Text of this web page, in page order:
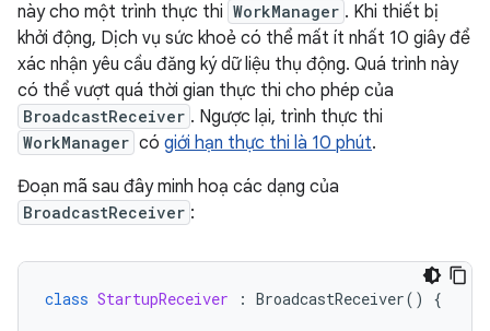
này cho một trình thực thi WorkManager . Khi thiết bị
khởi động, Dịch vụ sức khoẻ có thể mất ít nhất 10 giây để
xác nhận yêu cầu đăng ký dữ liệu thụ động. Quá trình này
có thể vượt quá thời gian thực thi cho phép của
BroadcastReceiver . Ngược lại, trình thực thi
WorkManager có giới hạn thực thi là 10 phút.
Đoạn mã sau đây minh hoạ các dạng của
BroadcastReceiver :
class StartupReceiver : BroadcastReceiver() {